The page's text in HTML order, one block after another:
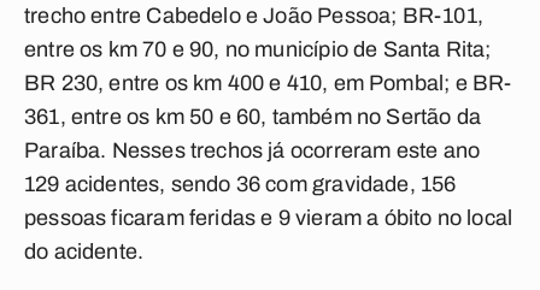
trecho entre Cabedelo e João Pessoa; BR-101,
entre os km 70 e 90, no município de Santa Rita;
BR 230, entre os km 400 e 410, em Pombal; e BR-
361, entre os km 50 e 60, também no Sertão da
Paraíba. Nesses trechos já ocorreram este ano
129 acidentes, sendo 36 com gravidade, 156
pessoas ficaram feridas e 9 vieram a óbito no local
do acidente.